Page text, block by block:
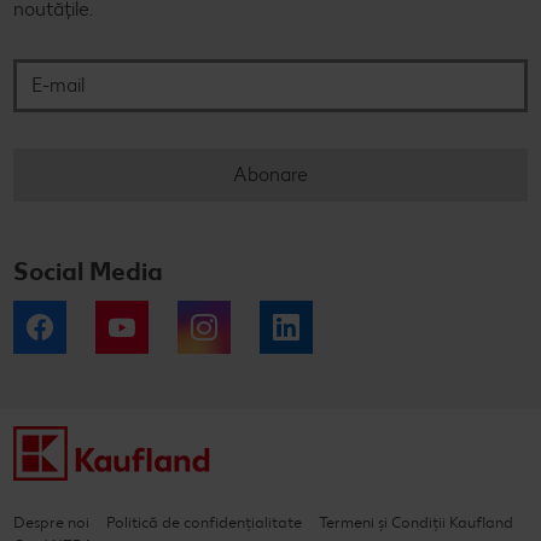
noutățile.
Abonare
Social Media
Facebook YouTube Instagram
Despre noi Politică de confidențialitate
Termeni și Condiții Kaufland